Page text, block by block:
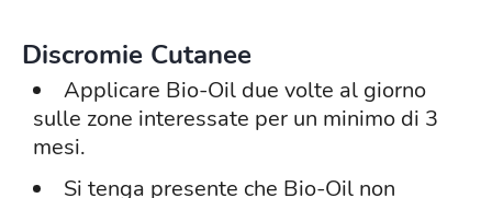
Discromie Cutanee
Applicare Bio-Oil due volte al giorno
sulle zone interessate per un minimo di 3
mesi.
Si tenga presente che Bio-Oil non